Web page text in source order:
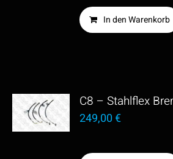
In den Warenkorb
C8 – Stahlflex
249,00€